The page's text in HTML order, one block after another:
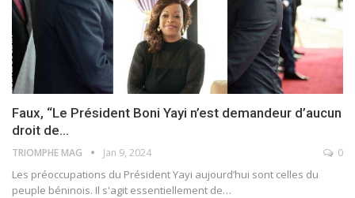
Faux, “Le Président Boni Yayi n’est demandeur d’aucun
droit de…
TRIOMPHE MAG Jan 9, 2024 0
Les préoccupations du Président Yayi aujourd’hui sont celles du
peuple béninois. Il s'agit essentiellement de…